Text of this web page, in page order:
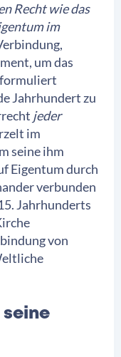
Recht wie das
im
um das
formuliert
Jahrhundert zu
jeder
im
seine ihm
Eigentum durch
verbunden
Jahrhunderts
von
seine